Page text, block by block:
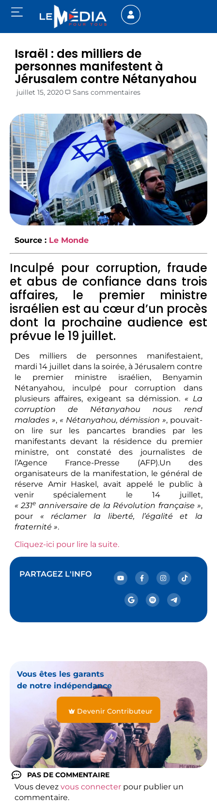
Israël : des milliers de
personnes manifestent à
Jérusalem contre Nétanyahou
juillet 15, 2020 Sans commentaires
Source : Le Monde
Inculpé pour corruption, fraude
et abus de confiance dans trois
affaires, le premier ministre
israélien est au cœur d’un procès
dont la prochaine audience est
prévue le 19 juillet.
Des milliers de personnes manifestaient,
mardi 14 juillet dans la soirée, à Jérusalem contre
le premier ministre israélien, Benyamin
Nétanyahou, inculpé pour corruption dans
plusieurs affaires, exigeant sa démission. « La
corruption de Nétanyahou nous rend
malades », « Nétanyahou, démission », pouvait-
on lire sur les pancartes brandies par les
manifestants devant la résidence du premier
ministre, ont constaté des journalistes de
l’Agence France-Presse (AFP).Un des
organisateurs de la manifestation, le général de
réserve Amir Haskel, avait appelé le public à
venir spécialement le 14 juillet,
« 231e anniversaire de la Révolution française »,
pour « réclamer la liberté, l’égalité et la
fraternité ».
Cliquez-ici pour lire la suite.
PARTAGEZ L'INFO
Vous êtes les garants
de notre indépendance
Devenir Contributeur
PAS DE COMMENTAIRE
Vous devez vous connecter pour publier un
commentaire.